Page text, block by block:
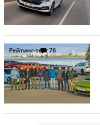
Рейтинг-тест76